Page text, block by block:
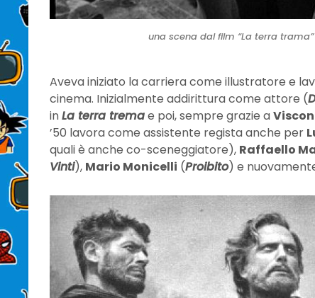
una scena dal film “La terra
Aveva iniziato la carriera come illustratore e
cinema. Inizialmente addirittura come attore (
inLa terra tremae poi, sempre grazie a
’50 lavora come assistente regista anche per
quali è anche co-sceneggiatore), Raffaello
Vinti), Mario Monicelli (Proibito) e